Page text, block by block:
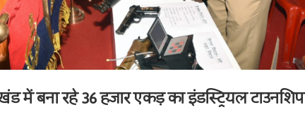
में बना रहे 36 हजार एकड़ का इंडस्ट्रियल टाउनशिप